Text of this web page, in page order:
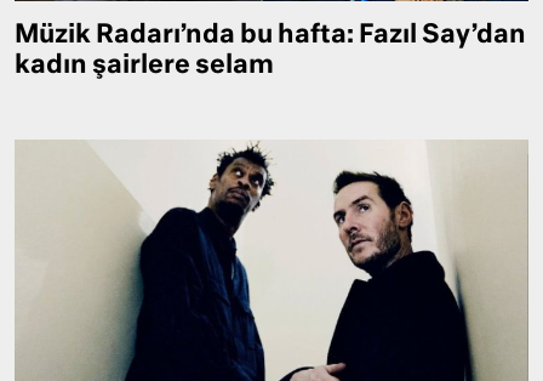
Müzik Radarı’nda bu hafta: Fazıl Say’dan
kadın şairlere selam